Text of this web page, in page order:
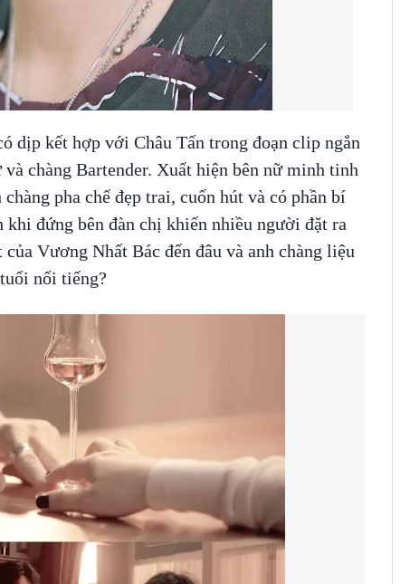
dịp kết hợp với Châu Tấn trong đoạn clip ngắn
chàng Bartender. Xuất hiện bên nữ minh tinh
pha chế đẹp trai, cuốn hút và có phần bí
khi đứng bên đàn chị khiến nhiều người đặt ra
Vương Nhất Bác đến đâu và anh chàng liệu
nổi tiếng?